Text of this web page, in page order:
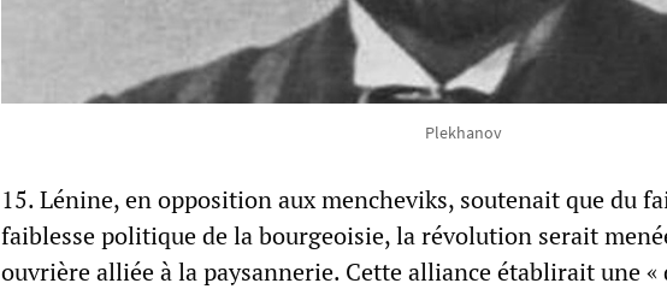
Plekhanov
15. Lénine, en opposition aux mencheviks, soutenait que du
faiblesse politique de la bourgeoisie, la révolution serait
ouvrière alliée à la paysannerie. Cette alliance établirait une